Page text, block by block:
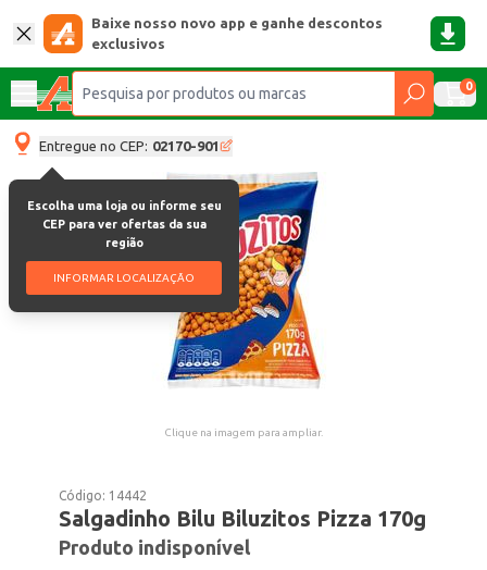
Baixe nosso novo app e ganhe descontos
exclusivos
0
Entregue no CEP: 02170-901
Escolha uma loja ou informe seu
CEP para ver ofertas da sua
região
INFORMAR LOCALIZAÇÃO
Clique na imagem para ampliar.
Código: 14442
Salgadinho Bilu Biluzitos Pizza 170g
Produto indisponível